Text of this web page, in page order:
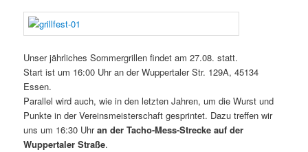
Unser jährliches Sommergrillen findet am 27.08. statt.
Start ist um 16:00 Uhr an derWuppertaler Str. 129A, 45134
Essen.
Parallel wird auch, wie in den letzten Jahren, um die Wurst und
Punkte in der Vereinsmeisterschaft gesprintet. Dazu treffen wir
uns um 16:30 Uhran der Tacho-Mess-Strecke auf der
Wuppertaler Straße.